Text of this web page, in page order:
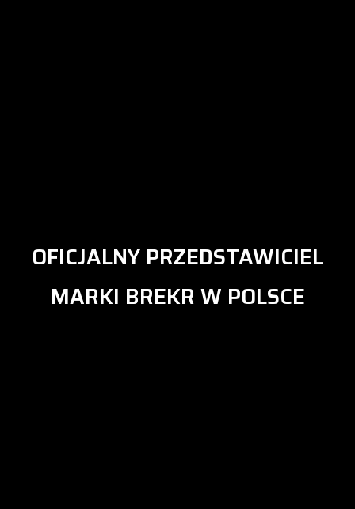
OFICJALNY PRZEDSTAWICIEL
MARKI BREKR W POLSCE